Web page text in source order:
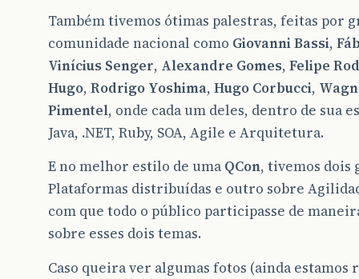
Também tivemos ótimas palestras, feitas por
comunidade nacional como Giovanni Bassi,
Vinícius Senger, Alexandre Gomes, Felipe
Hugo, Rodrigo Yoshima, Hugo Corbucci,
Pimentel, onde cada um deles, dentro de sua
Java, .NET, Ruby, SOA, Agile e Arquitetura.
E no melhor estilo de uma QCon, tivemos dois
Plataformas distribuídas e outro sobre
com que todo o público participasse de
sobre esses dois temas.
Caso queira ver algumas fotos (ainda